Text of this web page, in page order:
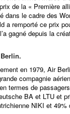
de la « Première
dans le cadre des
a remporté ce prix
gagné depuis la
en 1979, Air
compagnie
termes de
BA et LTU et
NIKI et 49%